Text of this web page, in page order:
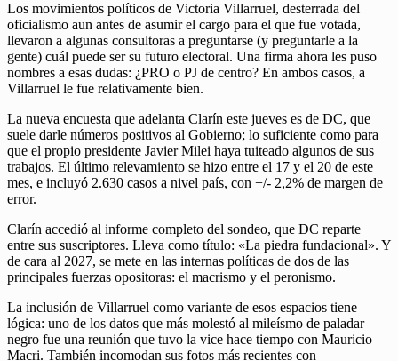
Los movimientos políticos de Victoria Villarruel, desterrada del
oficialismo aun antes de asumir el cargo para el que fue votada,
llevaron a algunas consultoras a preguntarse (y preguntarle a la
gente) cuál puede ser su futuro electoral. Una firma ahora les puso
nombres a esas dudas: ¿PRO o PJ de centro? En ambos casos, a
Villarruel le fue relativamente bien.
La nueva encuesta que adelanta Clarín este jueves es de DC, que
suele darle números positivos al Gobierno; lo suficiente como para
que el propio presidente Javier Milei haya tuiteado algunos de sus
trabajos. El último relevamiento se hizo entre el 17 y el 20 de este
mes, e incluyó 2.630 casos a nivel país, con +/- 2,2% de margen de
error.
Clarín accedió al informe completo del sondeo, que DC reparte
entre sus suscriptores. Lleva como título: «La piedra fundacional». Y
de cara al 2027, se mete en las internas políticas de dos de las
principales fuerzas opositoras: el macrismo y el peronismo.
La inclusión de Villarruel como variante de esos espacios tiene
lógica: uno de los datos que más molestó al mileísmo de paladar
negro fue una reunión que tuvo la vice hace tiempo con Mauricio
Macri. También incomodan sus fotos más recientes con